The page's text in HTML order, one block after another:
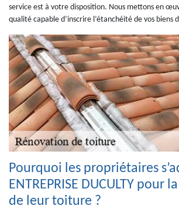
service est à votre disposition. Nous mettons en
qualité capable d’inscrire l’étanchéité de vos biens
Pourquoi les propriétaires
ENTREPRISE DUCULTY pour
de leur toiture ?